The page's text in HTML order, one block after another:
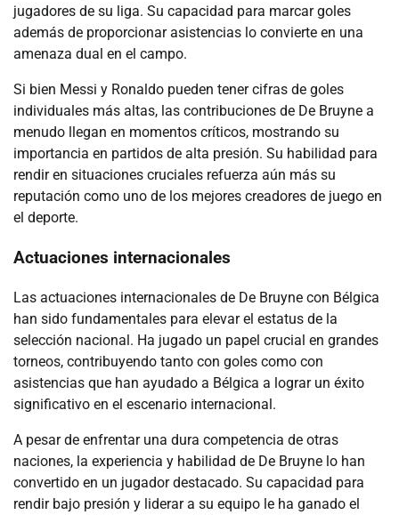
jugadores de su liga. Su capacidad para marcar goles
además de proporcionar asistencias lo convierte en una
amenaza dual en el campo.
Si bien Messi y Ronaldo pueden tener cifras de goles
individuales más altas, las contribuciones de De Bruyne a
menudo llegan en momentos críticos, mostrando su
importancia en partidos de alta presión. Su habilidad para
rendir en situaciones cruciales refuerza aún más su
reputación como uno de los mejores creadores de juego en
el deporte.
Actuaciones internacionales
Las actuaciones internacionales de De Bruyne con Bélgica
han sido fundamentales para elevar el estatus de la
selección nacional. Ha jugado un papel crucial en grandes
torneos, contribuyendo tanto con goles como con
asistencias que han ayudado a Bélgica a lograr un éxito
significativo en el escenario internacional.
A pesar de enfrentar una dura competencia de otras
naciones, la experiencia y habilidad de De Bruyne lo han
convertido en un jugador destacado. Su capacidad para
rendir bajo presión y liderar a su equipo le ha ganado el